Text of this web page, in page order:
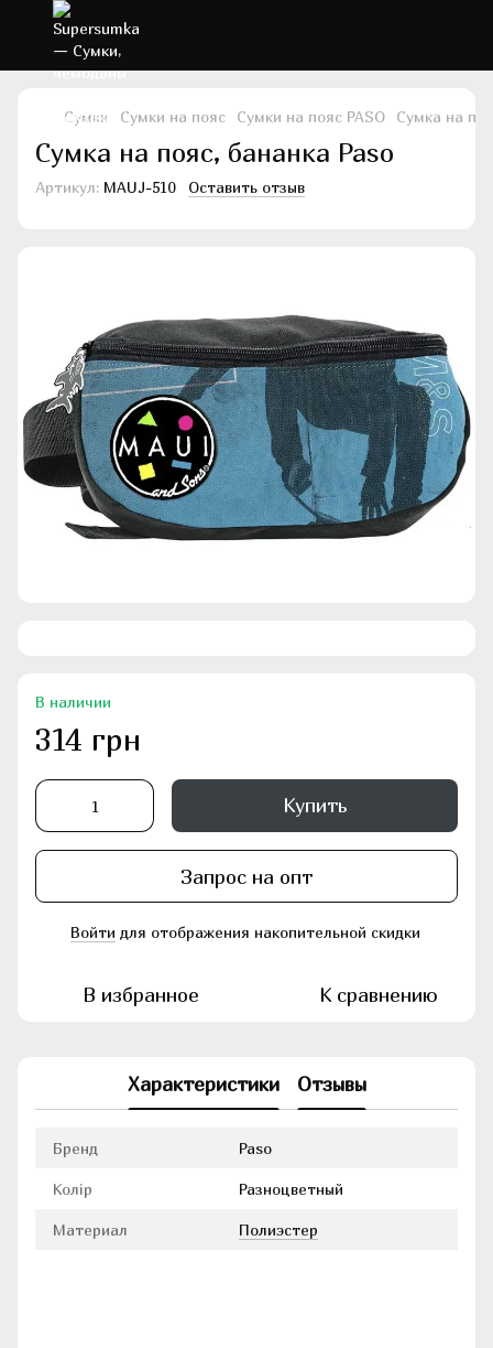
Сумки Сумки на пояс Сумки на пояс PASO Сумка на
Сумка на пояс, бананка Paso
Артикул: MAUJ-510 Оставить отзыв
В наличии
314 грн
Купить
Запрос на опт
Войти для отображения накопительной скидки
В избранное К сравнению
Характеристики Отзывы
Бренд Paso
Колір Разноцветный
Материал Полиэстер